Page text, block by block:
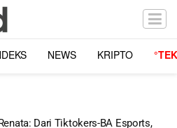
NEWS KRIPTO
Dari Tiktokers-BA Esports,